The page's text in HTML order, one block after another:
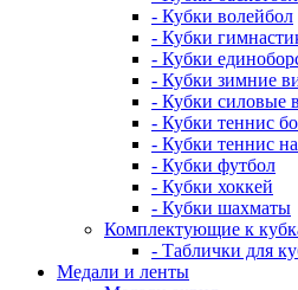
- Кубки волейбол
- Кубки
- Кубки
- Кубки зимние
- Кубки силовые
- Кубки теннис
- Кубки теннис
- Кубки футбол
- Кубки хоккей
- Кубки шахматы
Комплектующие к
- Таблички для
Медали и ленты